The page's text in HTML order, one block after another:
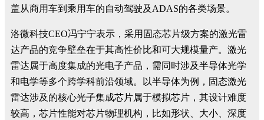
盖从商用车到乘用车的自动驾驶及ADAS的各类场景。
洛微科技CEO冯宁宁表示，采用固态芯片级方案的激光雷
达产品的竞争壁垒在于其高性价比和可大规模量产。激光
雷达属于高度集成的光电子产品，需同时涉及半导体光学
和电学等多个跨学科前沿领域。以半导体为例，固态激光
雷达涉及的核心光子集成芯片属于模拟芯片，其设计难度
较高，芯片性能对芯片物理机构，比如形状、大小、深度